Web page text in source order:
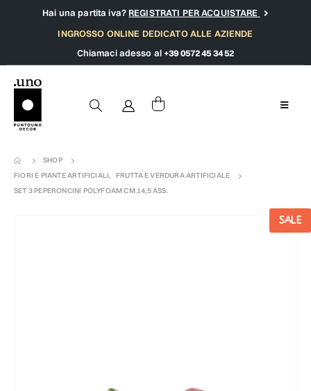
Hai una partita iva?REGISTRATI PER ACQUISTARE
INGROSSO ONLINE DEDICATO ALLE AZIENDE
Chiamaci adesso al +39 0572 45 34 52
SHOP
FIORI E PIANTE ARTIFICIALI,
FRUTTA E VERDURA ARTIFICIALE
SET 3 PEPERONCINI POLYFOAM CM.14,5 ASS.
SALE